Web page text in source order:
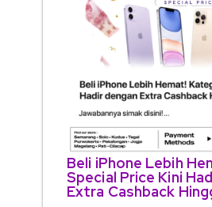
Beli iPhone Lebih
Special Price Kini
Extra Cashback